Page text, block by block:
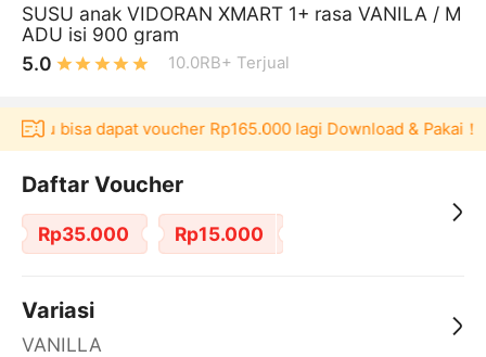
SUSU anak VIDORAN XMART 1+ rasa VANILA / M
ADU isi 900 gram
5.0
10.0RB+ Terjual
bisa dapat voucher Rp165.000 lagi Download & Pakai！
Daftar Voucher
Rp35.000 Rp15.000
Variasi
VANILLA